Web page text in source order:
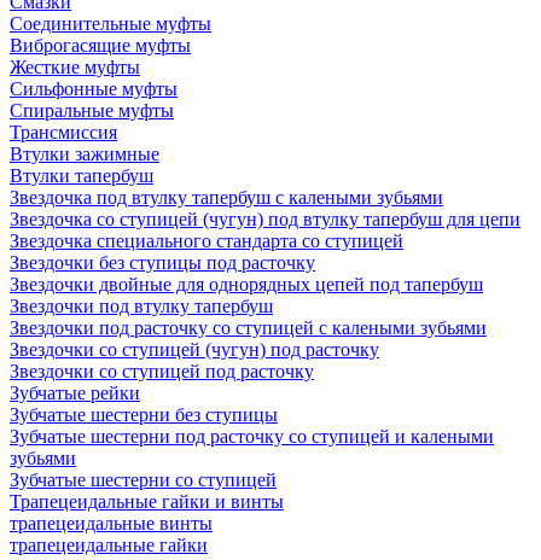
Соединительные муфты
Виброгасящие муфты
Жесткие муфты
Сильфонные муфты
Спиральные муфты
Трансмиссия
Втулки зажимные
Втулки тапербуш
Звездочка под втулку тапербуш c калеными зубьями
Звездочка со ступицей (чугун) под втулку тапербуш для цепи
Звездочка специального стандарта со ступицей
Звездочки без ступицы под расточку
Звездочки двойные для однорядных цепей под тапербуш
Звездочки под втулку тапербуш
Звездочки под расточку со ступицей с калеными зубьями
Звездочки со ступицей (чугун) под расточку
Звездочки со ступицей под расточку
Зубчатые рейки
Зубчатые шестерни без ступицы
Зубчатые шестерни под расточку со ступицей и калеными
зубьями
Зубчатые шестерни со ступицей
Трапецеидальные гайки и винты
трапецеидальные винты
трапецеидальные гайки